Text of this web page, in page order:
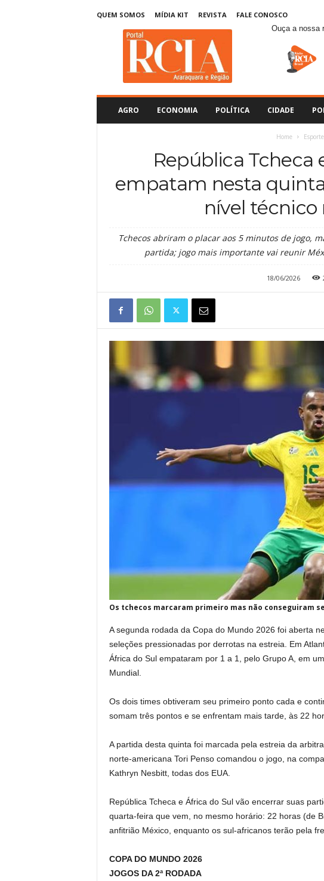
QUEM SOMOS MÍDIA KIT REVISTA
FALE CONOSCO
Ouça a nossa
AGRO ECONOMIA POLÍTICA CIDADE
Home Esporte
República Tcheca
empatam nesta
nível técnico
Tchecos abriram o placar aos 5 minutos de jogo,
partida; jogo mais importante vai reunir
18/06/2026
Os tchecos marcaram primeiro mas não conseguiram
A segunda rodada da Copa do Mundo 2026 foi aberta
seleções pressionadas por derrotas na estreia. Em
África do Sul empataram por 1 a 1, pelo Grupo A, em
Mundial.
Os dois times obtiveram seu primeiro ponto cada e
somam três pontos e se enfrentam mais tarde, às 22
A partida desta quinta foi marcada pela estreia da
norte-americana Tori Penso comandou o jogo, na
Kathryn Nesbitt, todas dos EUA.
República Tcheca e África do Sul vão encerrar suas
quarta-feira que vem, no mesmo horário: 22 horas (de
anfitrião México, enquanto os sul-africanos terão pela
COPA DO MUNDO 2026
JOGOS DA 2ª RODADA